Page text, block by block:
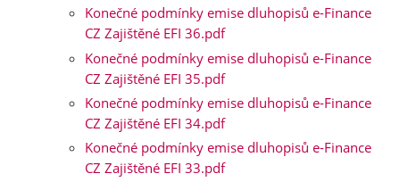
Konečné podmínky emise dluhopisů e-Finance
CZ Zajištěné EFI 36.pdf
Konečné podmínky emise dluhopisů e-Finance
CZ Zajištěné EFI 35.pdf
Konečné podmínky emise dluhopisů e-Finance
CZ Zajištěné EFI 34.pdf
Konečné podmínky emise dluhopisů e-Finance
CZ Zajištěné EFI 33.pdf